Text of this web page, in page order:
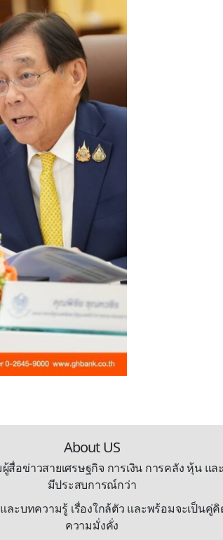
About US
สื่อข่าวสายเศรษฐกิจ การเงิน การคลัง หุ้น แล
มีประสบการณ์กว่า
ละบทความรู้ เรื่องใกล้ตัว และพร้อมจะเป็นคู่
ความมั่งคั่ง